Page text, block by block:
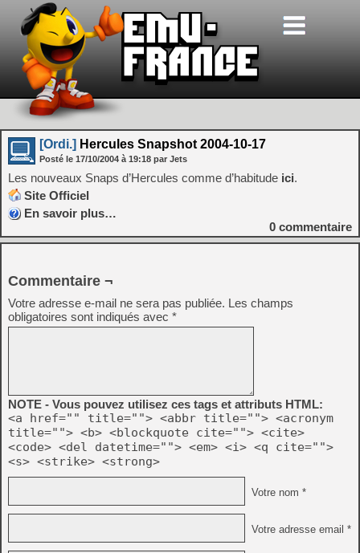
[Ordi.] Hercules Snapshot 2004-10-17
Posté le 17/10/2004 à 19:18 par Jets
Les nouveaux Snaps d’Hercules comme d’habitude ici.
Site Officiel
En savoir plus…
0 commentaire
Commentaire ¬
Votre adresse e-mail ne sera pas publiée. Les champs
obligatoires sont indiqués avec *
NOTE - Vous pouvez utilisez ces tags et attributs HTML:
<a href="" title=""> <abbr title=""> <acronym
title=""> <b> <blockquote cite=""> <cite>
<code> <del datetime=""> <em> <i> <q cite="">
<s> <strike> <strong>
Votre nom *
Votre adresse email *